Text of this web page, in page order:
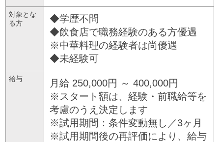
対象とな
る方
◆学歴不問
◆飲食店で職務経験のある方優遇
※中華料理の経験者は尚優遇
◆未経験可
給与
月給 250,000円 ～ 400,000円
※スタート額は、経験・前職給等を
考慮のうえ決定します
※試用期間：条件変動無し／3ヶ月
※試用期間後の再評価により、給与